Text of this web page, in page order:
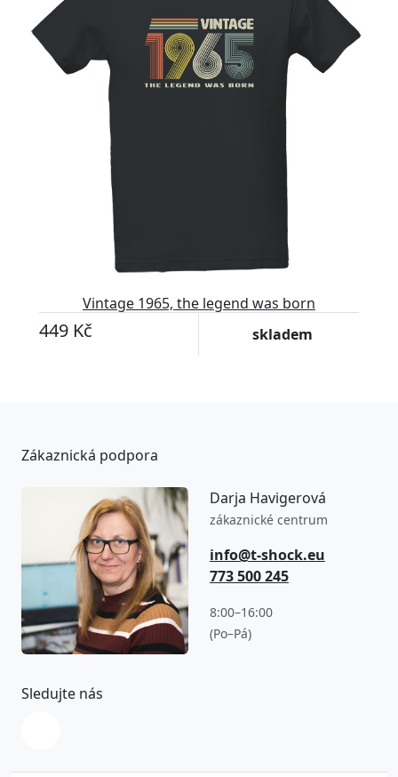
Vintage 1965, the legend was born
449 Kč skladem
Zákaznická podpora
Darja Havigerová
zákaznické centrum
info@t-shock.eu
773 500 245
8:00–16:00
(Po–Pá)
Sledujte nás